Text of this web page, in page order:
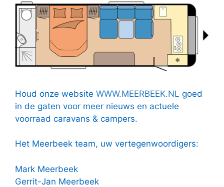
Houd onze website WWW.MEERBEEK.NL goed
in de gaten voor meer nieuws en actuele
voorraad caravans & campers.
Het Meerbeek team, uw vertegenwoordigers:
Mark Meerbeek
Gerrit-Jan Meerbeek